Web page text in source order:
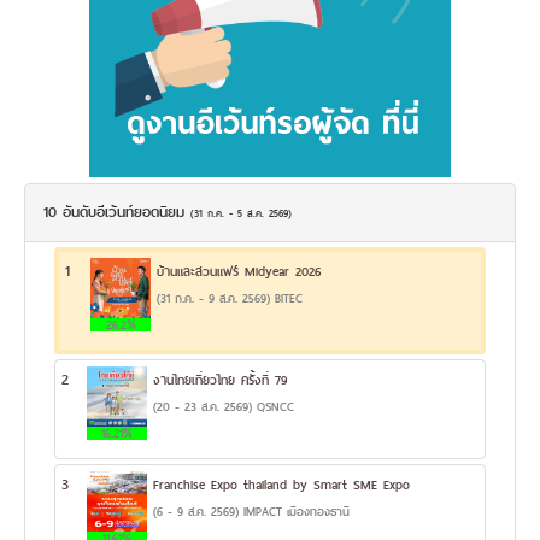
10 อันดับอีเว้นท์ยอดนิยม (31 ก.ค. - 5 ส.ค. 2569)
1
26.2%
บ้านและสวนแฟร์ Midyear 2026
(31 ก.ค. - 9 ส.ค. 2569) BITEC
2
16.21%
งานไทยเที่ยวไทย ครั้งที่ 79
(20 - 23 ส.ค. 2569) QSNCC
3 Franchise Expo thailand by Smart SME Expo
(6 - 9 ส.ค. 2569) IMPACT เมืองทองธานี